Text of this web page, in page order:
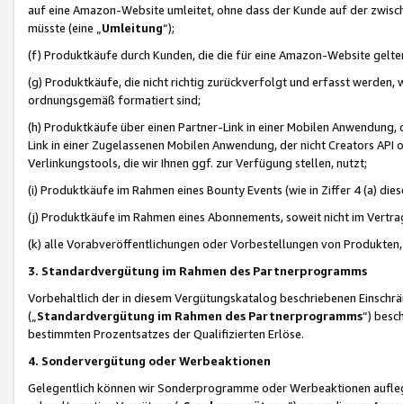
auf eine Amazon-Website umleitet, ohne dass der Kunde auf der
müsste (eine „ Umleitung“);
(f) Produktkäufe durch Kunden, die die für eine Amazon-Website
(g) Produktkäufe, die nicht richtig zurückverfolgt und erfasst werden,
ordnungsgemäß formatiert sind;
(h) Produktkäufe über einen Partner-Link in einer Mobilen
Link in einer Zugelassenen Mobilen Anwendung, der nicht Creators
Verlinkungstools, die wir Ihnen ggf. zur Verfügung stellen, nutzt;
(i) Produktkäufe im Rahmen eines Bounty Events (wie in Ziffer 4 (a)
(j) Produktkäufe im Rahmen eines Abonnements, soweit nicht im
(k) alle Vorabveröffentlichungen oder Vorbestellungen von
3. Standardvergütung im Rahmen des Partnerprogramms
Vorbehaltlich der in diesem Vergütungskatalog beschriebenen
(„ Standardvergütung im Rahmen des Partnerprogramms“)
bestimmten Prozentsatzes der Qualifizierten Erlöse.
4. Sondervergütung oder Werbeaktionen
Gelegentlich können wir Sonderprogramme oder Werbeaktionen